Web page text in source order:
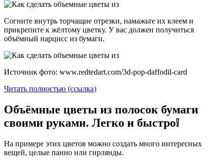
Согните внутрь торчащие отрезки, намажьте их клеем и
прикрепите к жёлтому цветку. У вас должен получиться
объёмный нарцисс из бумаги.
Источник фото: www.redtedart.com/3d-pop-daffodil-card
Читать полностью (ссылка)
Объёмные цветы из полосок бумаги
своими руками. Легко и быстро❕
На примере этих цветов можно создать много интересных
вещей, целые панно или гирлянды.